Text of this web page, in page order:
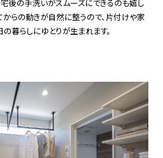
後の手洗いがスムーズにできるのも嬉し
からの動きが自然に整うので、片付けや家
暮らしにゆとりが生まれます。